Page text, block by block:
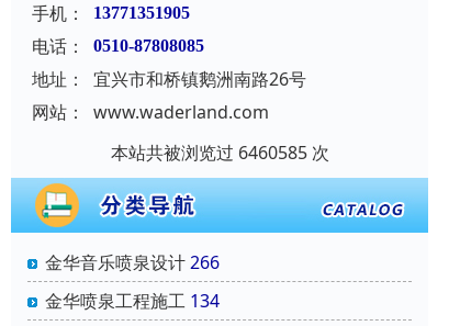
手机：
13771351905
电话： 0510-87808085
地址：
宜兴市和桥镇鹅洲南路26号
网站：
www.waderland.com
本站共被浏览过 6460585 次
金华音乐喷泉设计266
金华喷泉工程施工 134